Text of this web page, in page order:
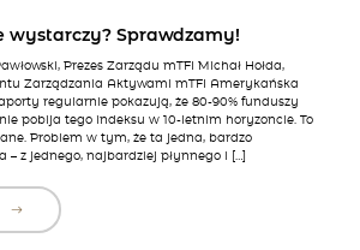
wystarczy? Sprawdzamy!
Prezes Zarządu mTFI Michał Hołda,
Zarządzania Aktywami mTFI Amerykańska
regularnie pokazują, że 80-90% funduszy
pobija tego indeksu w 10-letnim horyzoncie. To
Problem w tym, że ta jedna, bardzo
– z jednego, najbardziej płynnego i […]